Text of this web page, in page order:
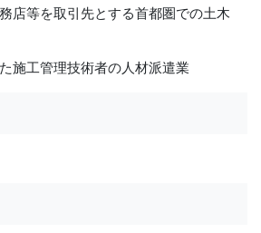
店等を取引先とする首都圏での土木
施工管理技術者の人材派遣業